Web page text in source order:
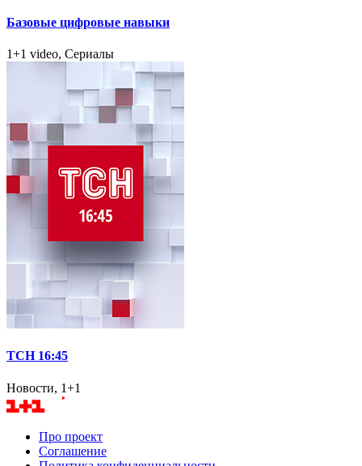
Базовые цифровые навыки
1+1 video, Сериалы
ТСН 16:45
Новости, 1+1
Про проект
Соглашение